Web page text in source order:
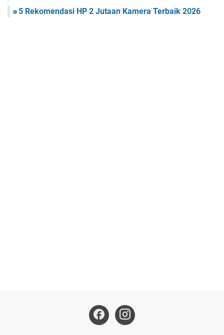
5 Rekomendasi HP 2 Jutaan Kamera Terbaik 2026